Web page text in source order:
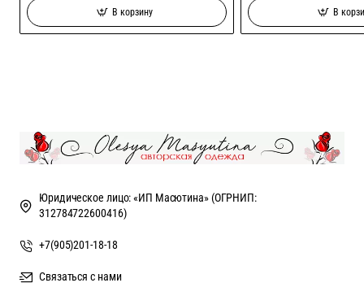
В корзину В
Юридическое лицо: «ИП Масютина» (ОГРНИП:
312784722600416)
+7(905)201-18-18
Связаться с нами